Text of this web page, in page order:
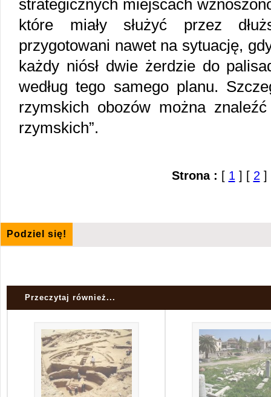
strategicznych miejscach
które miały służyć przez
przygotowani nawet na sytuację,
każdy niósł dwie żerdzie do
według tego samego planu.
rzymskich obozów można
rzymskich”.
Strona : [ 1 ] [ 2 ]
Podziel się!
Przeczytaj również...